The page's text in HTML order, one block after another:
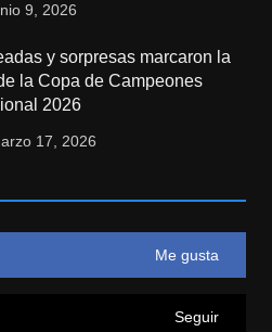
9, 2026
y sorpresas marcaron la
la Copa de Campeones
2026
17, 2026
Me gusta
Seguir